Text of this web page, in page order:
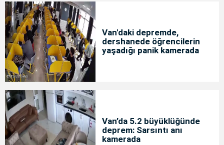
Van'daki depremde,
dershanede öğrencilerin
yaşadığı panik kamerada
Van’da 5.2 büyüklüğünde
deprem: Sarsıntı anı
kamerada